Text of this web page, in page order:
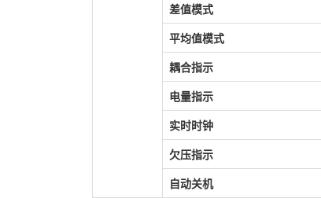
差值模式
平均值模式
耦合指示
电量指示
实时时钟
欠压指示
自动关机